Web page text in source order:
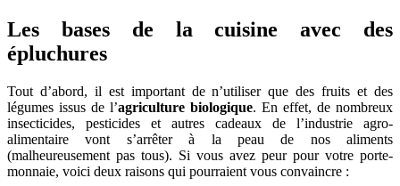
Les bases de la cuisine avec des
épluchures
Tout d’abord, il est important de n’utiliser que des fruits et des
légumes issus de l’agriculture biologique. En effet, de nombreux
insecticides, pesticides et autres cadeaux de l’industrie agro-
alimentaire vont s’arrêter à la peau de nos aliments
(malheureusement pas tous). Si vous avez peur pour votre porte-
monnaie, voici deux raisons qui pourraient vous convaincre :